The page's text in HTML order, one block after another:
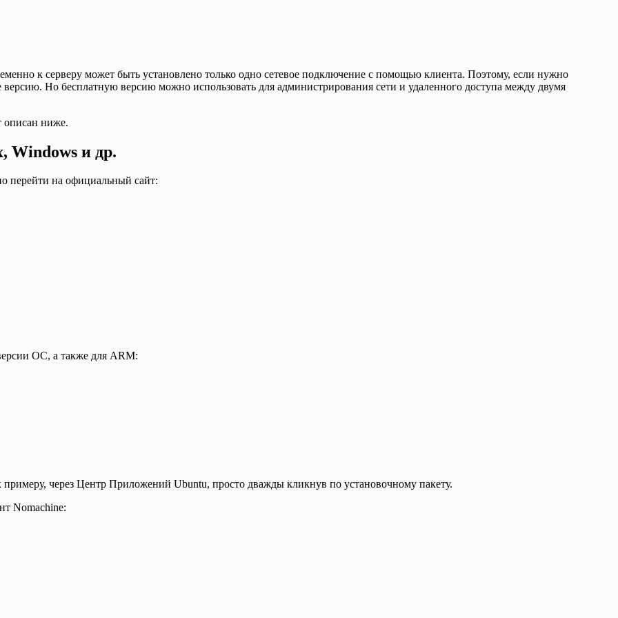
к серверу может быть установлено только одно сетевое подключение с помощью клиента. Поэтому, если нужно
Но бесплатную версию можно использовать для администрирования сети и удаленного доступа между двумя
описан ниже.
Windows и др.
перейти на официальный сайт:
ОС, а также для ARM:
через Центр Приложений Ubuntu, просто дважды кликнув по установочному пакету.
Nomachine: